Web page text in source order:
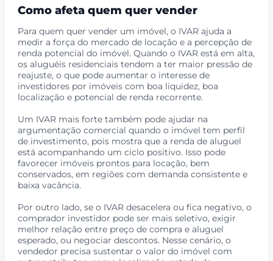
Como afeta quem quer vender
Para quem quer vender um imóvel, o IVAR ajuda a
medir a força do mercado de locação e a percepção de
renda potencial do imóvel. Quando o IVAR está em alta,
os aluguéis residenciais tendem a ter maior pressão de
reajuste, o que pode aumentar o interesse de
investidores por imóveis com boa liquidez, boa
localização e potencial de renda recorrente.
Um IVAR mais forte também pode ajudar na
argumentação comercial quando o imóvel tem perfil
de investimento, pois mostra que a renda de aluguel
está acompanhando um ciclo positivo. Isso pode
favorecer imóveis prontos para locação, bem
conservados, em regiões com demanda consistente e
baixa vacância.
Por outro lado, se o IVAR desacelera ou fica negativo, o
comprador investidor pode ser mais seletivo, exigir
melhor relação entre preço de compra e aluguel
esperado, ou negociar descontos. Nesse cenário, o
vendedor precisa sustentar o valor do imóvel com